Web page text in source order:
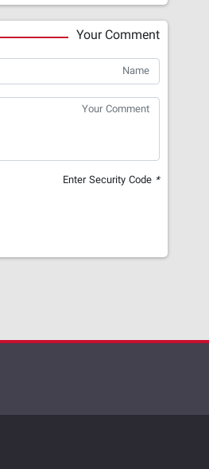
Your Comment
*